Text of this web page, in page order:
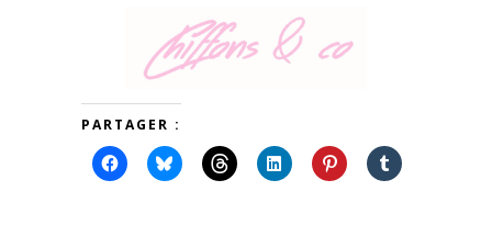
PARTAGER :